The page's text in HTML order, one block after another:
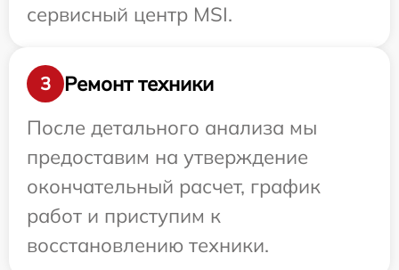
сервисный центр MSI.
3
Ремонт техники
После детального анализа мы
предоставим на утверждение
окончательный расчет, график
работ и приступим к
восстановлению техники.